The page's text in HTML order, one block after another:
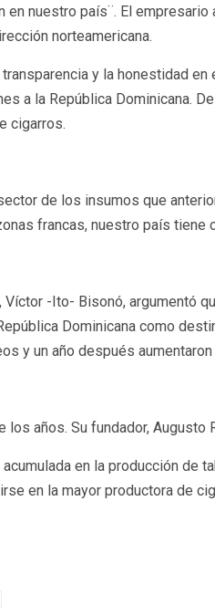
en nuestro país¨. El
norteamericana.
y la honestidad
a la República Dominicana.
cigarros.
de los insumos que
francas, nuestro país
-Ito- Bisonó, argumentó
Dominicana como
y un año después
los años. Su fundador,
en la producción de
en la mayor productora de